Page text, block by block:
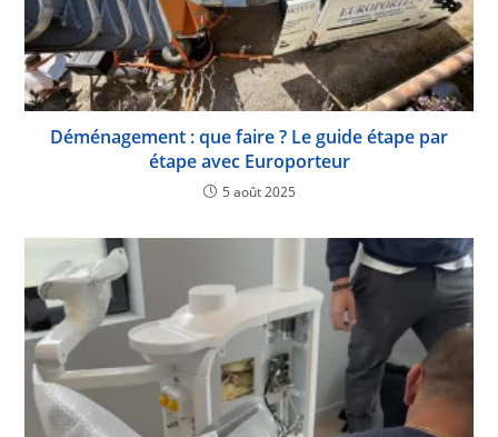
Déménagement : que faire ? Le guide étape par
étape avec Europorteur
5 août 2025